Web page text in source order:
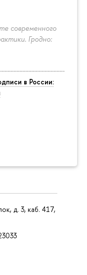
современного
Гродно:
в России:
д. 3, каб. 417,